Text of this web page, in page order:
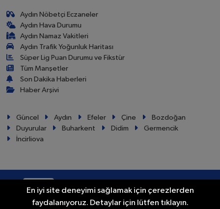
Aydın Nöbetçi Eczaneler
Aydın Hava Durumu
Aydın Namaz Vakitleri
Aydın Trafik Yoğunluk Haritası
Süper Lig Puan Durumu ve Fikstür
Tüm Manşetler
Son Dakika Haberleri
Haber Arşivi
Güncel Aydın Efeler Çine
Bozdoğan
Duyurular
Buharkent Didim
Germencik
İncirliova
RSS Copyright © 2024. Her hakkı saklıdır.
En iyi site deneyimi sağlamak için çerezlerden
faydalanıyoruz. Detaylar için lütfen tıklayın.